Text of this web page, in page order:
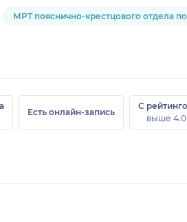
МРТ пояснично-крестцового отдела
Есть онлайн-запись
С
выше 4.0